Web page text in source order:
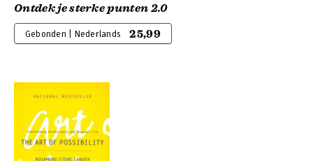
Ontdek je sterke punten 2.0
Gebonden | Nederlands 25,99